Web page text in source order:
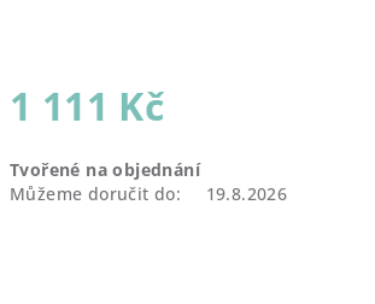
1 111 Kč
cena:
Tvořené na objednání
Můžeme doručit do:
19.8.2026